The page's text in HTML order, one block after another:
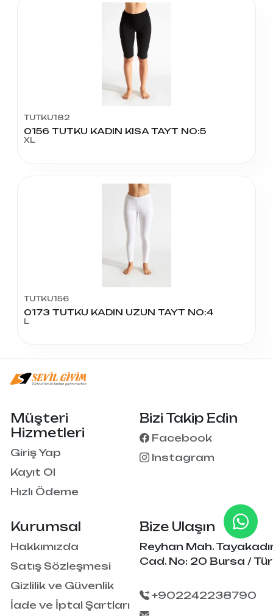
TUTKU182
0156 TUTKU KADIN KISA TAYT NO:5
XL
TUTKU156
0173 TUTKU KADIN UZUN TAYT NO:4
L
Kurumsal
Hakkımızda
Satış Sözleşmesi
Gizlilik ve Güvenlik
İade ve İptal Şartları
Müşteri
Hizmetleri
Giriş Yap
Kayıt Ol
Hızlı Ödeme
Bizi Takip Edin
Facebook
Instagram
Bize Ulaşın
Reyhan Mah.
Cad. No: 20 Bursa /
+902242238790